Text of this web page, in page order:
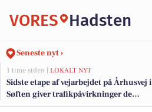
VORES Hadsten
Seneste nyt ›
1 time siden | LOKALT NYT
Sidste etape af vejarbejdet på Århusvej i
Søften giver trafikpåvirkninger de
kommende uger